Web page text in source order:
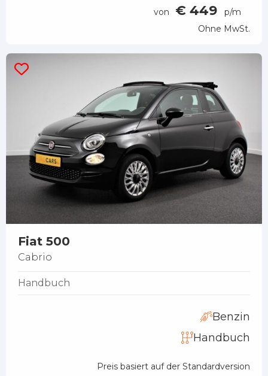
von
€ 449
p/m
Ohne MwSt.
Fiat 500
Cabrio
Handbuch
Benzin
Handbuch
Preis basiert auf der Standardversion